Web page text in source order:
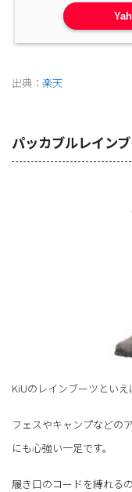
出典： 楽天
パッカブルレイン
KiUのレインブーツとい
フェスやキャンプなどの
にも心強い一足です。
履き口のコードを縛れる